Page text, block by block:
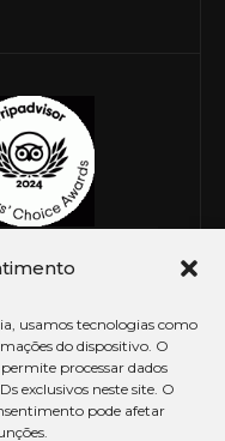
usamos tecnologias como
do dispositivo. O
processar dados
exclusivos neste site. O
pode afetar
os direitos